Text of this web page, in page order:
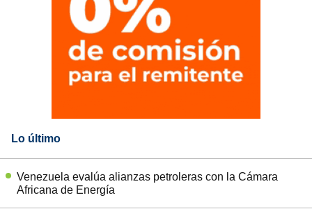
Lo último
Venezuela evalúa alianzas petroleras con la Cámara
Africana de Energía